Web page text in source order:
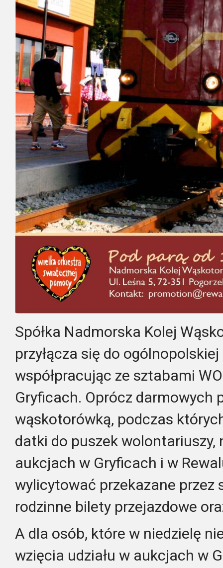
Spółka Nadmorska Kolej
przyłącza się do
współpracując ze sztabami
Gryficach. Oprócz darmowych
wąskotorówką, podczas
datki do puszek wolontariuszy,
aukcjach w Gryficach i w
wylicytować przekazane przez
rodzinne bilety przejazdowe
A dla osób, które w niedzielę
wzięcia udziału w aukcjach w